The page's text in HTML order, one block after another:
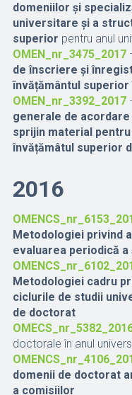
domeniilor și
universitare și a
superior pentru anul
OMEN_nr_3475_2017
de înscriere și
învățământul superior
OMEN_nr_3392_2017
generale de
sprijin material
învățămâtul superior
2016
Metodologiei privind
evaluarea periodică
Metodologiei cadru
ciclurile de studii
de doctorat
doctorale în anul
domenii de doctorat
a comisiilor